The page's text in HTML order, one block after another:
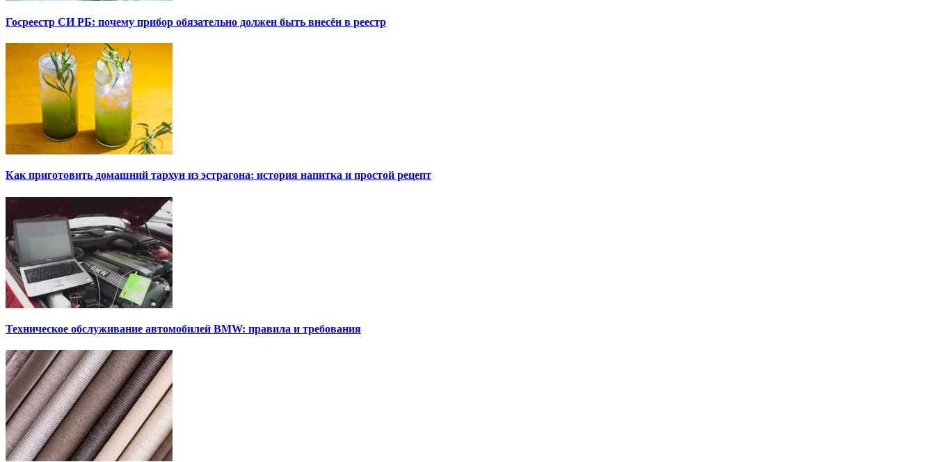
Госреестр СИ РБ: почему прибор обязательно должен быть внесён в реестр
Как приготовить домашний тархун из эстрагона: история напитка и простой рецепт
Техническое обслуживание автомобилей BMW: правила и требования